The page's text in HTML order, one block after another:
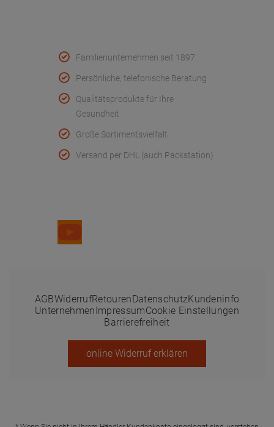
Familienunternehmen seit 1897
Persönliche, telefonische Beratung
Qualitätsprodukte für Ihre
Gesundheit
Große Sortimentsvielfalt
Versand per DHL (auch Packstation)
AGBWiderrufRetouren DatenschutzKundeninfo
Unternehmen ImpressumCookie Einstellungen
Barrierefreiheit
online Widerruf erklären